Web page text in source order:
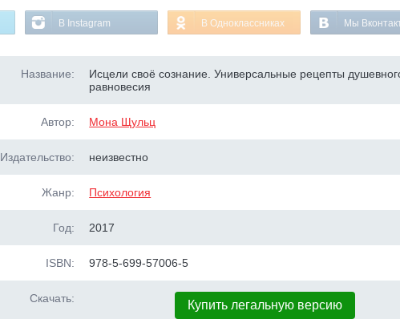
В Instagram В Одноклассниках Мы
Название:
Исцели своё сознание. Универсальные рецепты
равновесия
Автор: Мона Щульц
Издательство: неизвестно
Жанр: Психология
Год: 2017
ISBN: 978-5-699-57006-5
Скачать: Купить легальную версию